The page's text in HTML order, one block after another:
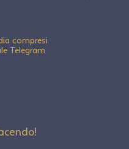
compresi
Telegram